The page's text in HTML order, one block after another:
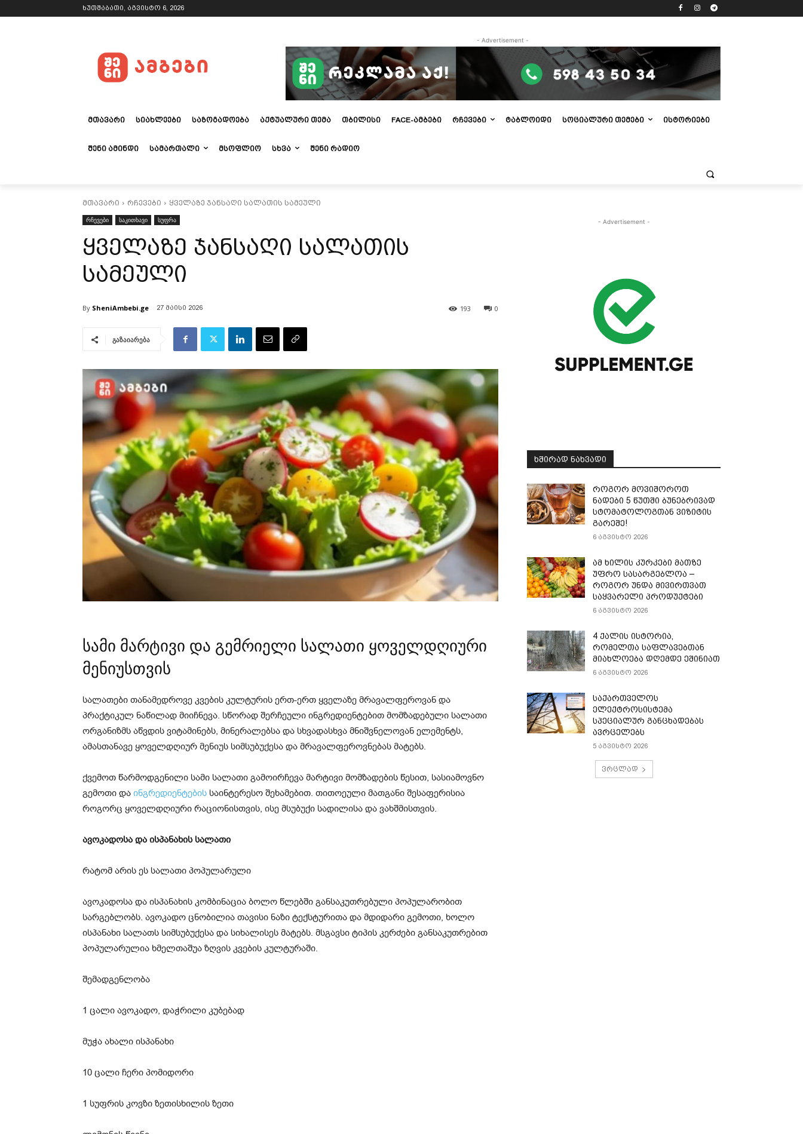
ხუთშაბათი, აგვისტო 6, 2026
- Advertisement -
ᲛᲗᲐᲕᲐᲠᲘ ᲡᲘᲐᲮᲚᲔᲔᲑᲘ ᲡᲐᲖᲝᲒᲐᲓᲝᲔᲑᲐ ᲐᲥᲢᲣᲐᲚᲣᲠᲘ ᲗᲔᲛᲐ ᲗᲑᲘᲚᲘᲡᲘ FACE-ᲐᲛᲑᲔᲑᲘ ᲠᲩᲔᲕᲔᲑᲘ ᲢᲐᲑᲚᲝᲘᲓᲘ ᲡᲝᲪᲘᲐᲚᲣᲠᲘ ᲗᲔᲛᲔᲑᲘ ᲘᲡᲢᲝᲠᲘᲔᲑᲘ
ᲨᲔᲜᲘ ᲐᲛᲘᲜᲓᲘ ᲡᲐᲛᲐᲠᲗᲐᲚᲘ ᲛᲡᲝᲤᲚᲘᲝ ᲡᲮᲕᲐ ᲨᲔᲜᲘ ᲠᲐᲓᲘᲝ
მთავარი რჩევები
ყველაზე ჯანსაღი სალათის სამეული
რჩევები
საკითხავი სუფრა
ყველაზე ჯანსაღი სალათის
სამეული
By SheniAmbebi.ge 27 მაისი 2026 0
193
გაზაიარება
სამი მარტივი და გემრიელი სალათი ყოველდღიური
მენიუსთვის
სალათები თანამედროვე კვების კულტურის ერთ-ერთ ყველაზე მრავალფეროვან და
პრაქტიკულ ნაწილად მიიჩნევა. სწორად შერჩეული ინგრედიენტებით მომზადებული სალათი
ორგანიზმს აწვდის ვიტამინებს, მინერალებსა და სხვადასხვა მნიშვნელოვან ელემენტს,
ამასთანავე ყოველდღიურ მენიუს სიმსუბუქესა და მრავალფეროვნებას მატებს.
ქვემოთ წარმოდგენილი სამი სალათი გამოირჩევა მარტივი მომზადების წესით, სასიამოვნო
გემოთი და ინგრედიენტების საინტერესო შეხამებით. თითოეული მათგანი შესაფერისია
როგორც ყოველდღიური რაციონისთვის, ისე მსუბუქი სადილისა და ვახშმისთვის.
ავოკადოსა და ისპანახის სალათი
რატომ არის ეს სალათი პოპულარული
ავოკადოსა და ისპანახის კომბინაცია ბოლო წლებში განსაკუთრებული პოპულარობით
სარგებლობს. ავოკადო ცნობილია თავისი ნაზი ტექსტურითა და მდიდარი გემოთი, ხოლო
ისპანახი სალათს სიმსუბუქესა და სიხალისეს მატებს. მსგავსი ტიპის კერძები განსაკუთრებით
პოპულარულია ხმელთაშუა ზღვის კვების კულტურაში.
შემადგენლობა
1 ცალი ავოკადო, დაჭრილი კუბებად
მუჭა ახალი ისპანახი
10 ცალი ჩერი პომიდორი
1 სუფრის კოვზი ზეთისხილის ზეთი
- Advertisement -
ᲮᲨᲘᲠᲐᲓ ᲜᲐᲮᲕᲐᲓᲘ
როგორ მოვიშოროთ
ნადები 5 წუთში ბუნებრივად
სტომატოლოგთან ვიზიტის
გარეშე!
6 აგვისტო 2026
ამ ხილის კურკები მათზე
უფრო სასარგებლოა –
როგორ უნდა მივირთვათ
საყვარელი პროდუქტები
6 აგვისტო 2026
4 ქალის ისტორია,
რომელთა საფლავებთან
მიახლოება დღემდე ეშინიათ
6 აგვისტო 2026
საქართველოს
ელექტროსისტემა
სპეციალურ განცხადებას
ავრცელებს
5 აგვისტო 2026
ვრცლად